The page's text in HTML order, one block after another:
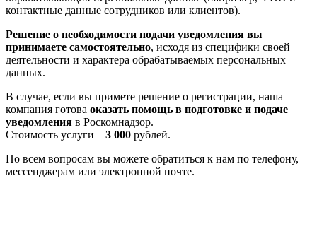
контактные данные сотрудников или клиентов).
Решение о необходимости подачи уведомления вы
принимаете самостоятельно, исходя из специфики своей
деятельности и характера обрабатываемых персональных
данных.
В случае, если вы примете решение о регистрации, наша
компания готова оказать помощь в подготовке и подаче
уведомления в Роскомнадзор.
Стоимость услуги – 3 000 рублей.
По всем вопросам вы можете обратиться к нам по телефону,
мессенджерам или электронной почте.